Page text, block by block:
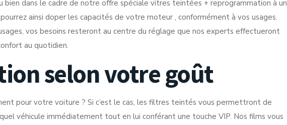
bien dans le cadre de notre offre spéciale vitres teintées + reprogrammation à un
ainsi doper les capacités de votre moteur , conformément à vos usages.
vos besoins resteront au centre du réglage que nos experts effectueront
au quotidien.
selon votre goût
pour votre voiture ? Si c’est le cas, les filtres teintés vous permettront de
véhicule immédiatement tout en lui conférant une touche VIP. Nos films vous